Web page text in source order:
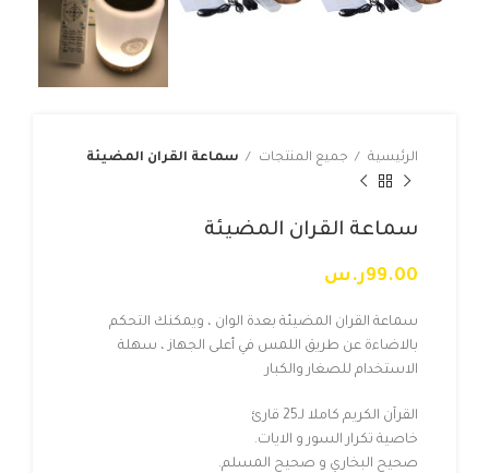
الرئيسية جميع المنتجات سماعة القران المضيئة
سماعة القران المضيئة
99.00ر.س
سماعة القران المضيئة بعدة الوان ، ويمكنك التحكم
بالاضاءة عن طريق اللمس في أعلى الجهاز ، سهلة
الاستخدام للصغار والكبار
القرآن الكريم كاملا لـ25 قارئ
خاصية تكرار السور و الايات.
صحيح البخاري و صحيح المسلم.